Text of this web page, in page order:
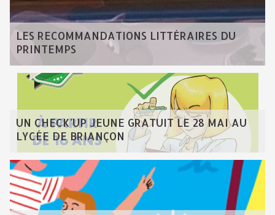
LES RECOMMANDATIONS LITTÉRAIRES DU
PRINTEMPS
UN CHECK'UP JEUNE GRATUIT LE 28 MAI AU
LYCÉE DE BRIANÇON